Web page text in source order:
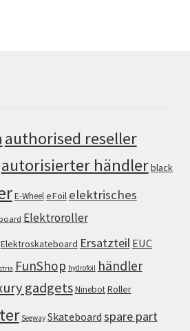
authorised reseller
autorisierter händlerblack
E-WheeleFoil elektrisches
Elektroroller
Elektroskateboard Ersatzteil EUC
FunShop hydrofoil händler
gadgetsNinebotRoller
Segway Skateboard spare part